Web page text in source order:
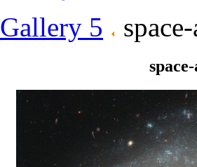
Gallery 5